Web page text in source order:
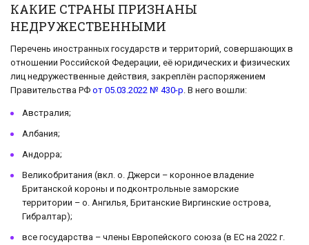
КАКИЕ СТРАНЫ ПРИЗНАНЫ
НЕДРУЖЕСТВЕННЫМИ
Перечень иностранных государств и территорий, совершающих в
отношении Российской Федерации, её юридических и физических
лиц недружественные действия, закреплён распоряжением
Правительства РФ от 05.03.2022 № 430-р. В него вошли:
Австралия;
Албания;
Андорра;
Великобритания (вкл. о. Джерси – коронное владение
Британской короны и подконтрольные заморские
территории – о. Ангилья, Британские Виргинские острова,
Гибралтар);
все государства – члены Европейского союза (в ЕС на 2022 г.